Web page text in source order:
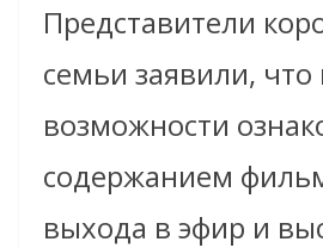
Представители
семьи заявили,
возможности
содержанием
выхода в эфир и